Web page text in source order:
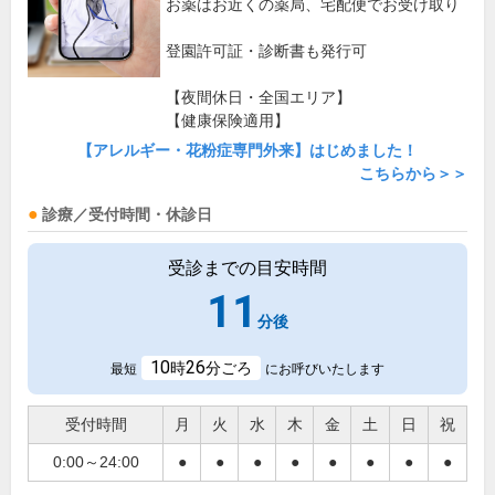
お薬はお近くの薬局、宅配便でお受け取り
登園許可証・診断書も発行可
【夜間休日・全国エリア】
【健康保険適用】
【アレルギー・花粉症専門外来】はじめました！
こちらから＞＞
診療／受付時間・休診日
受診までの目安時間
11 分後
最短 10時26分ごろ にお呼びいたします
受付時間 月 火 水 木 金 土 日 祝
0:00～24:00 ● ● ● ● ● ● ● ●